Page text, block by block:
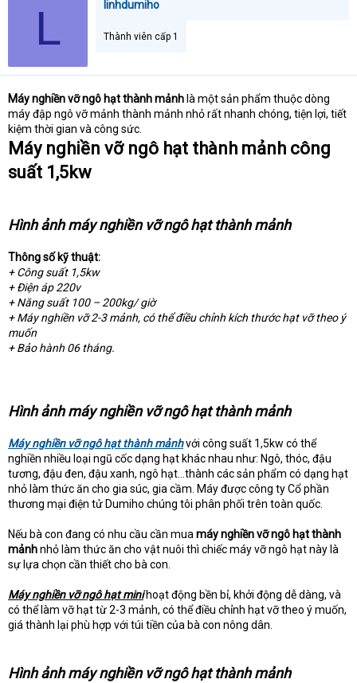
L linhdumiho
Thành viên cấp 1
Máy nghiền vỡ ngô hạt thành mảnh là một sản phẩm thuộc dòng
máy đập ngô vỡ mảnh thành mảnh nhỏ rất nhanh chóng, tiện lợi, tiết
kiệm thời gian và công sức.
Máy nghiền vỡ ngô hạt thành mảnh công
suất 1,5kw
Hình ảnh máy nghiền vỡ ngô hạt thành mảnh
Thông số kỹ thuật:
+ Công suất 1,5kw
+ Điện áp 220v
+ Năng suất 100 – 200kg/ giờ
+ Máy nghiền vỡ 2-3 mảnh, có thể điều chỉnh kích thước hạt vỡ theo ý
muốn
+ Bảo hành 06 tháng.
Hình ảnh máy nghiền vỡ ngô hạt thành mảnh
Máy nghiền vỡ ngô hạt thành mảnhvới công suất 1,5kw có thể
nghiền nhiều loại ngũ cốc dạng hạt khác nhau như: Ngô, thóc, đậu
tương, đậu đen, đậu xanh, ngô hạt…thành các sản phẩm có dạng hạt
nhỏ làm thức ăn cho gia súc, gia cầm. Máy được công ty Cổ phần
thương mại điện tử Dumiho chúng tôi phân phối trên toàn quốc.
Nếu bà con đang có nhu cầu cần muamáy nghiền vỡ ngô hạt thành
mảnhnhỏ làm thức ăn cho vật nuôi thì chiếc máy vỡ ngô hạt này là
sự lựa chọn cần thiết cho bà con.
Máy nghiền vỡ ngô hạt minihoạt động bền bỉ, khởi động dễ dàng, và
có thể làm vỡ hạt từ 2-3 mảnh, có thể điều chỉnh hạt vỡ theo ý muốn,
giá thành lại phù hợp với túi tiền của bà con nông dân.
Hình ảnh máy nghiền vỡ ngô hạt thành mảnh